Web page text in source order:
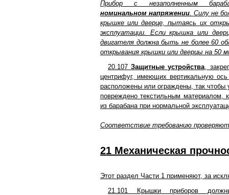
Прибор с незаполненным
номинальном напряжении. Силу не
крышке или дверце, пытаясь их
эксплуатации. Если крышка или
двигателя должна быть не более 60
открывания крышки или дверцы на 50
20.107Защитные устройства,
центрифуг, имеющих вертикальную
расположены или ограждены, так чтобы
повреждено текстильным материалом,
из барабана при нормальной
Соответствие требованию
21 Механическая
Этот раздел Части 1 применяют, за
21.101 Крышки приборов